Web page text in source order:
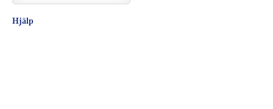
Hjälp